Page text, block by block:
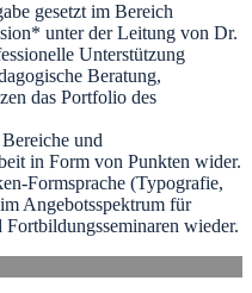
gesetzt im Bereich
unter der Leitung von Dr.
Unterstützung
Beratung,
das Portfolio des
und
in Form von Punkten wider.
Formsprache (Typografie,
Angebotsspektrum für
wieder.